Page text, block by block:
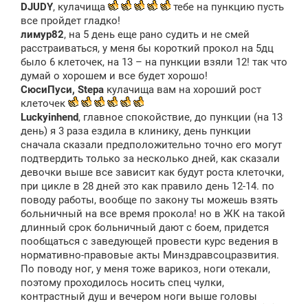
б
щ
н
и
DJUDY, кулачища
тебе на пункцию пусть
все пройдет гладко!
лимур82, на 5 день еще рано судить и не смей
расстраиваться, у меня бы короткий прокол на 5дц
было 6 клеточек, на 13 – на пункции взяли 12! так что
думай о хорошем и все будет хорошо!
СюсиПуси, Stepa кулачища вам на хороший рост
клеточек
Luckyinhend, главное спокойствие, до пункции (на 13
день) я 3 раза ездила в клинику, день пункции
сначала сказали предположительно точно его могут
подтвердить только за несколько дней, как сказали
девочки выше все зависит как будут роста клеточки,
при цикле в 28 дней это как правило день 12-14. по
поводу работы, вообще по закону ты можешь взять
больничный на все время прокола! но в ЖК на такой
длинный срок больничный дают с боем, придется
пообщаться с заведующей провести курс ведения в
нормативно-правовые акты Минздравсоцразвития.
По поводу ног, у меня тоже варикоз, ноги отекали,
поэтому проходилось носить спец чулки,
контрастный душ и вечером ноги выше головы